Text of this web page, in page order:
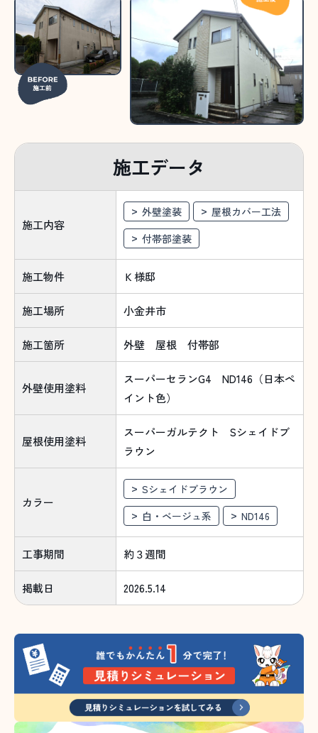
施工データ
施工内容
外壁塗装
屋根カバー工法
付帯部塗装
施工物件 Ｋ様邸
施工場所 小金井市
施工箇所 外壁 屋根 付帯部
外壁使用塗料
スーパーセランG4 ND146（日本ペ
イント色）
屋根使用塗料
スーパーガルテクト Sシェイドブ
ラウン
カラー
Sシェイドブラウン
白・ベージュ系
ND146
工事期間 約３週間
掲載日 2026.5.14